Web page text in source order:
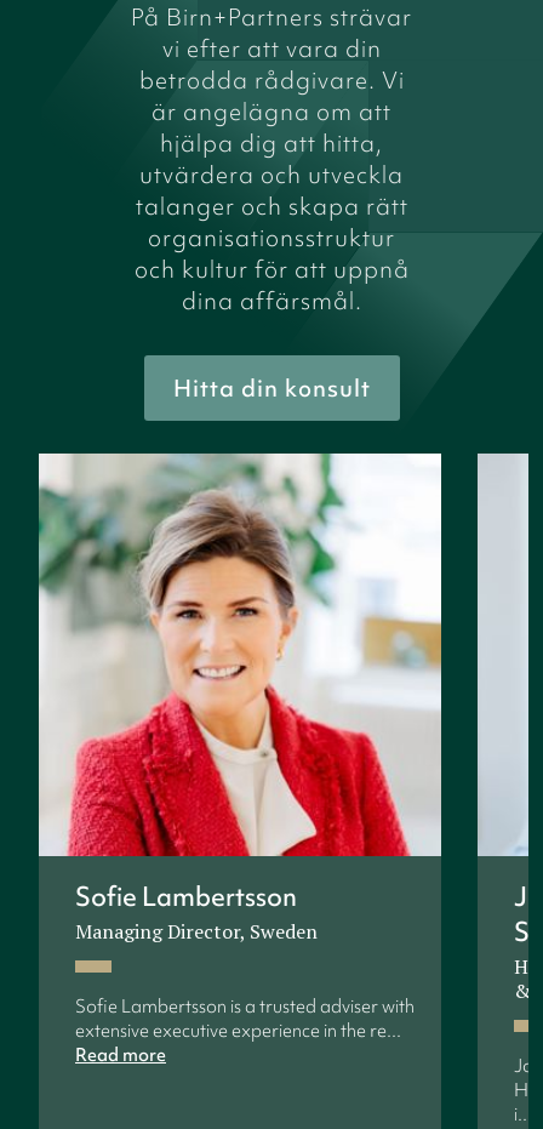
På Birn+Partners strävar
vi efter att vara din
betrodda rådgivare. Vi
är angelägna om att
hjälpa dig att hitta,
utvärdera och utveckla
talanger och skapa rätt
organisationsstruktur
och kultur för att uppnå
dina affärsmål.
Hitta din konsult
Sofie Lambertsson
Managing Director, Sweden
Sofie Lambertsson is a trusted adviser with
extensive executive experience in the re...
Read more
&
i...